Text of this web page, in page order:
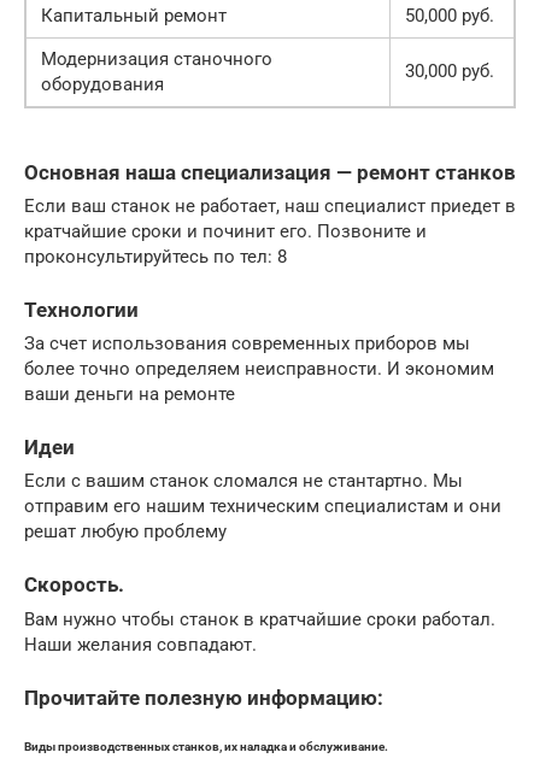
Капитальный ремонт
50,000 руб.
Модернизация станочного
оборудования
30,000 руб.
Основная наша специализация — ремонт станков
Если ваш станок не работает, наш специалист приедет в
кратчайшие сроки и починит его. Позвоните и
проконсультируйтесь по тел: 8
Технологии
За счет использования современных приборов мы
более точно определяем неисправности. И экономим
ваши деньги на ремонте
Идеи
Если с вашим станок сломался не стантартно. Мы
отправим его нашим техническим специалистам и они
решат любую проблему
Скорость.
Вам нужно чтобы станок в кратчайшие сроки работал.
Наши желания совпадают.
Прочитайте полезную информацию:
Виды производственных станков, их наладка и обслуживание.